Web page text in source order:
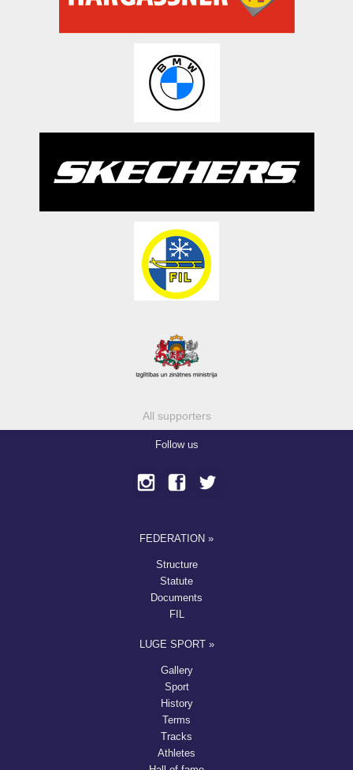
All supporters
Follow us
FEDERATION »
Structure
Statute
Documents
FIL
LUGE SPORT »
Gallery
Sport
History
Terms
Tracks
Athletes